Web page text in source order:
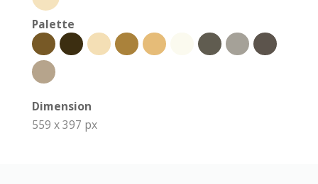
Palette
Dimension
559 x 397 px